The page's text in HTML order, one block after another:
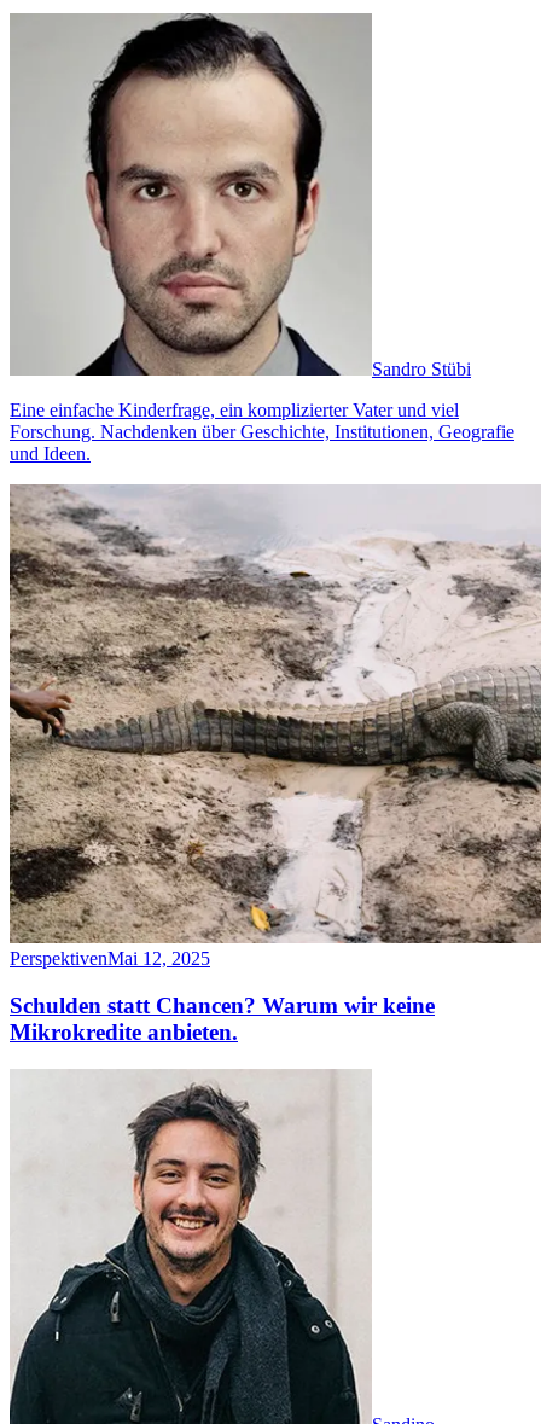
Sandro Stübi
Eine einfache Kinderfrage, ein komplizierter Vater und viel
Forschung. Nachdenken über Geschichte, Institutionen, Geografie
und Ideen.
PerspektivenMai 12, 2025
Schulden statt Chancen? Warum wir keine
Mikrokredite anbieten.